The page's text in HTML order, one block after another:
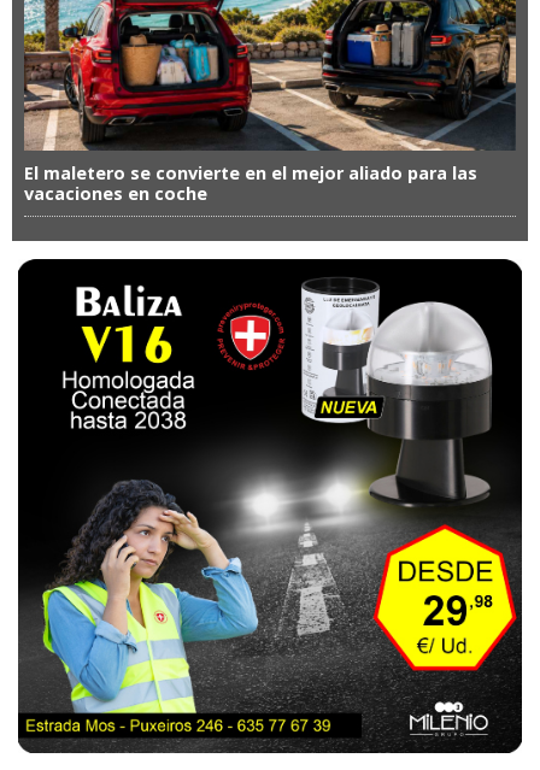
El maletero se convierte en el mejor aliado para las
vacaciones en coche